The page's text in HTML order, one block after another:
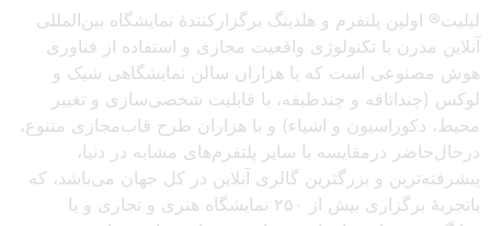
لیلیت® اولین پلتفرم و هلدینگ برگزارکنندهٔ نمایشگاه بین‌المللی
آنلاین مدرن با تکنولوژی واقعیت مجازی و استفاده از فناوری
هوش مصنوعی است که با هزاران سالن نمایشگاهی شیک و
لوکس (چنداتاقه و چندطبقه، با قابلیت شخصی‌سازی و تغییر
محیط، دکوراسیون و اشیاء) و با هزاران طرح قاب‌مجازی متنوع،
درحال‌حاضر درمقایسه با سایر پلتفرم‌های مشابه در دنیا،
پیشرفته‌ترین و بزرگترین گالری آنلاین در کل جهان می‌باشد، که
باتجربهٔ برگزاری بیش از ۲۵۰ نمایشگاه هنری و تجاری و با